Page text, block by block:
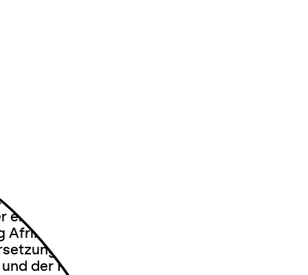
Technologieparadigmen
eine technologische Zukunft entwirft, die
verwurzelt ist. Die Performance
mit dem AA in Form eines
der Präsentation eines